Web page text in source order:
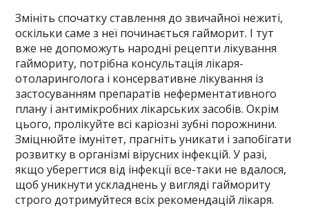
Змініть спочатку ставлення до звичайної нежиті,
оскільки саме з неї починається гайморит. І тут
вже не допоможуть народні рецепти лікування
гаймориту, потрібна консультація лікаря-
отоларинголога і консервативне лікування із
застосуванням препаратів неферментативного
плану і антимікробних лікарських засобів. Окрім
цього, пролікуйте всі каріозні зубні порожнини.
Зміцнюйте імунітет, прагніть уникати і запобігати
розвитку в організмі вірусних інфекцій. У разі,
якщо уберегтися від інфекції все-таки не вдалося,
щоб уникнути ускладнень у вигляді гаймориту
строго дотримуйтеся всіх рекомендацій лікаря.